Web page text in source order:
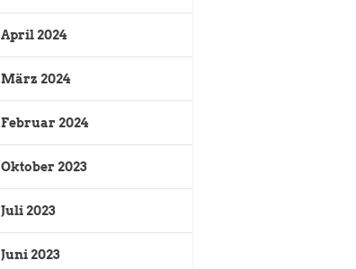
April 2024
März 2024
Februar 2024
Oktober 2023
Juli 2023
Juni 2023